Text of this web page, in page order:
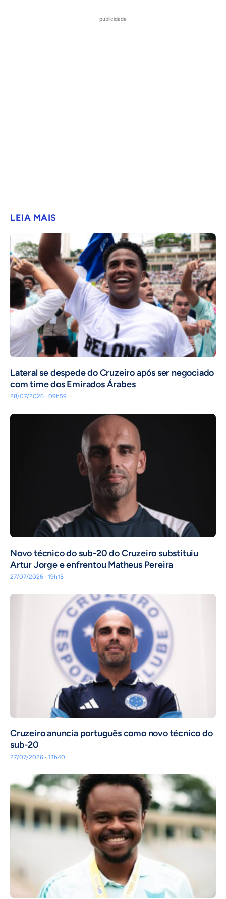
publicidade
LEIA MAIS
Lateral se despede do Cruzeiro após ser negociado
com time dos Emirados Árabes
28/07/2026 · 09h59
Novo técnico do sub-20 do Cruzeiro substituiu
Artur Jorge e enfrentou Matheus Pereira
27/07/2026 · 19h15
Cruzeiro anuncia português como novo técnico do
sub-20
27/07/2026 · 13h40